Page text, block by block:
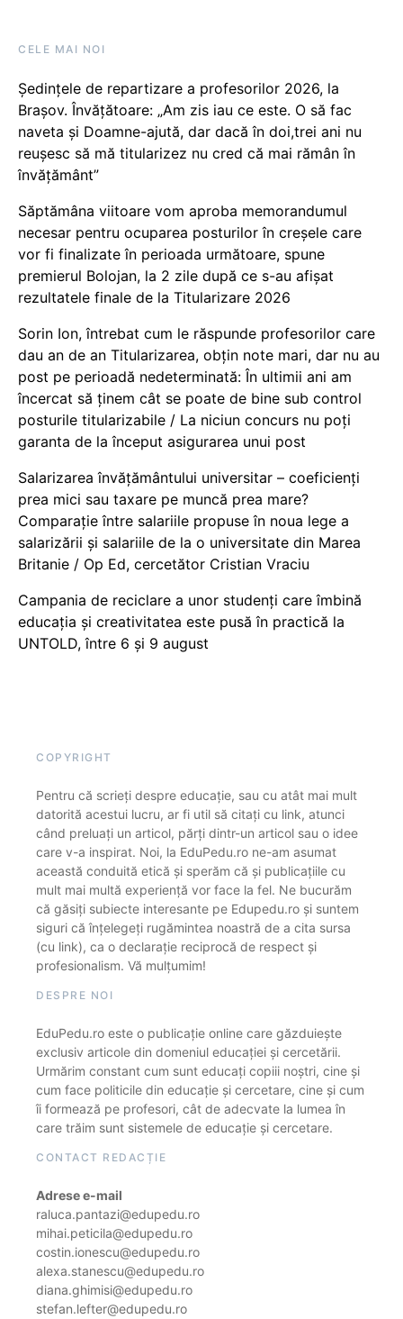
CELE MAI NOI
Ședințele de repartizare a profesorilor 2026, la
Brașov. Învățătoare: „Am zis iau ce este. O să fac
naveta și Doamne-ajută, dar dacă în doi,trei ani nu
reușesc să mă titularizez nu cred că mai rămân în
învățământ”
Săptămâna viitoare vom aproba memorandumul
necesar pentru ocuparea posturilor în creșele care
vor fi finalizate în perioada următoare, spune
premierul Bolojan, la 2 zile după ce s-au afișat
rezultatele finale de la Titularizare 2026
Sorin Ion, întrebat cum le răspunde profesorilor care
dau an de an Titularizarea, obțin note mari, dar nu au
post pe perioadă nedeterminată: În ultimii ani am
încercat să ținem cât se poate de bine sub control
posturile titularizabile / La niciun concurs nu poți
garanta de la început asigurarea unui post
Salarizarea învățământului universitar – coeficienți
prea mici sau taxare pe muncă prea mare?
Comparație între salariile propuse în noua lege a
salarizării și salariile de la o universitate din Marea
Britanie / Op Ed, cercetător Cristian Vraciu
Campania de reciclare a unor studenți care îmbină
educația și creativitatea este pusă în practică la
UNTOLD, între 6 și 9 august
COPYRIGHT
Pentru că scrieți despre educație, sau cu atât mai mult
datorită acestui lucru, ar fi util să citați cu link, atunci
când preluați un articol, părți dintr-un articol sau o idee
care v-a inspirat. Noi, la EduPedu.ro ne-am asumat
această conduită etică și sperăm că și publicațiile cu
mult mai multă experiență vor face la fel. Ne bucurăm
că găsiți subiecte interesante pe Edupedu.ro și suntem
siguri că înțelegeți rugămintea noastră de a cita sursa
(cu link), ca o declarație reciprocă de respect și
profesionalism. Vă mulțumim!
DESPRE NOI
EduPedu.ro este o publicație online care găzduiește
exclusiv articole din domeniul educației și cercetării.
Urmărim constant cum sunt educați copiii noștri, cine și
cum face politicile din educație și cercetare, cine și cum
îi formează pe profesori, cât de adecvate la lumea în
care trăim sunt sistemele de educație și cercetare.
CONTACT REDACȚIE
Adrese e-mail
raluca.pantazi@edupedu.ro
mihai.peticila@edupedu.ro
costin.ionescu@edupedu.ro
alexa.stanescu@edupedu.ro
diana.ghimisi@edupedu.ro
stefan.lefter@edupedu.ro